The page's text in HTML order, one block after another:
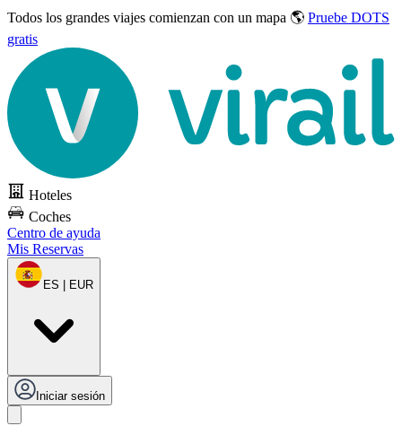
Todos los grandes viajes comienzan con un mapa 🌎 Pruebe DOTS
gratis
Hoteles
Coches
Centro de ayuda
Mis Reservas
ES | EUR
Iniciar sesión